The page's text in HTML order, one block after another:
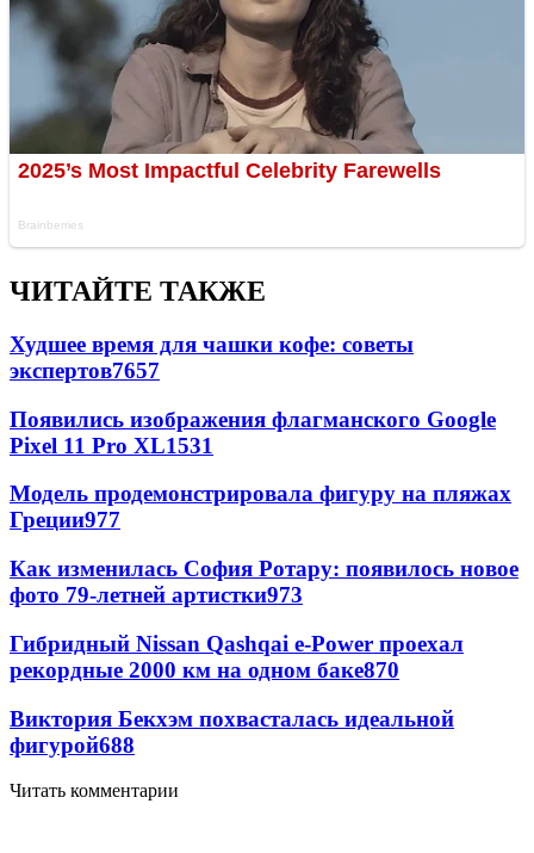
ЧИТАЙТЕ ТАКЖЕ
Худшее время для чашки кофе: советы
экспертов7657
Появились изображения флагманского Google
Pixel 11 Pro XL1531
Модель продемонстрировала фигуру на пляжах
Греции977
Как изменилась София Ротару: появилось новое
фото 79-летней артистки973
Гибридный Nissan Qashqai e-Power проехал
рекордные 2000 км на одном баке870
Виктория Бекхэм похвасталась идеальной
фигурой688
Читать комментарии